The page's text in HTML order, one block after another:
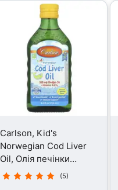
Carlson, Kid's
Norwegian Cod Liver
Oil, Олія печінки
тріски, 250 мл(5)